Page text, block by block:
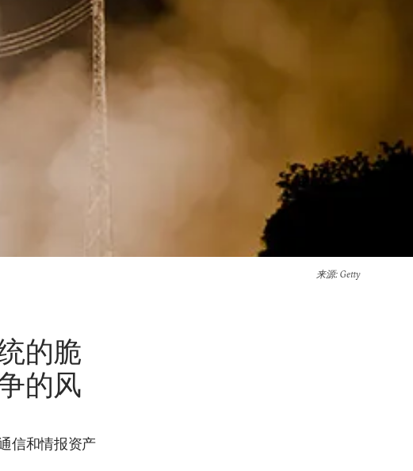
来源: Getty
的脆
的风
信和情报资产